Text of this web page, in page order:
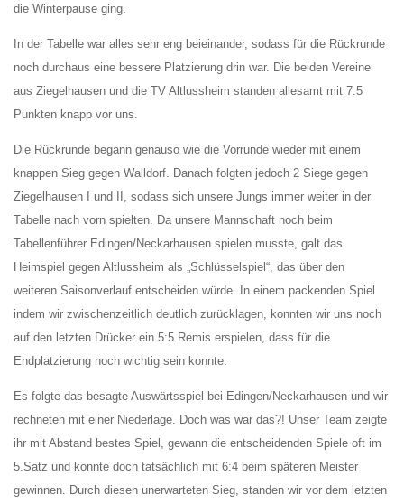
die Winterpause ging.
In der Tabelle war alles sehr eng beieinander, sodass für die Rückrunde
noch durchaus eine bessere Platzierung drin war. Die beiden Vereine
aus Ziegelhausen und die TV Altlussheim standen allesamt mit 7:5
Punkten knapp vor uns.
Die Rückrunde begann genauso wie die Vorrunde wieder mit einem
knappen Sieg gegen Walldorf. Danach folgten jedoch 2 Siege gegen
Ziegelhausen I und II, sodass sich unsere Jungs immer weiter in der
Tabelle nach vorn spielten. Da unsere Mannschaft noch beim
Tabellenführer Edingen/Neckarhausen spielen musste, galt das
Heimspiel gegen Altlussheim als „Schlüsselspiel“, das über den
weiteren Saisonverlauf entscheiden würde. In einem packenden Spiel
indem wir zwischenzeitlich deutlich zurücklagen, konnten wir uns noch
auf den letzten Drücker ein 5:5 Remis erspielen, dass für die
Endplatzierung noch wichtig sein konnte.
Es folgte das besagte Auswärtsspiel bei Edingen/Neckarhausen und wir
rechneten mit einer Niederlage. Doch was war das?! Unser Team zeigte
ihr mit Abstand bestes Spiel, gewann die entscheidenden Spiele oft im
5.Satz und konnte doch tatsächlich mit 6:4 beim späteren Meister
gewinnen. Durch diesen unerwarteten Sieg, standen wir vor dem letzten